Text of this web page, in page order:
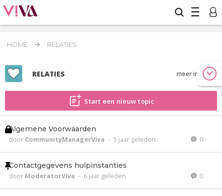
HOME RELATIES
RELATIES meer info
Start een nieuw topic
Algemene Voorwaarden
door CommunityManagerViva - 5 jaar geleden 0
Contactgegevens hulpinstanties
door ModeratorViva - 6 jaar geleden 0